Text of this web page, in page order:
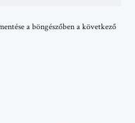
a böngészőben a következő